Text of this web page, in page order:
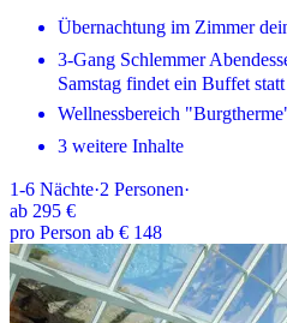
Übernachtung im Zimmer
3-Gang Schlemmer
Samstag findet ein Buffet statt
Wellnessbereich
3 weitere Inhalte
1-6 Nächte·2 Personen·
ab 295 €
pro Person ab € 148